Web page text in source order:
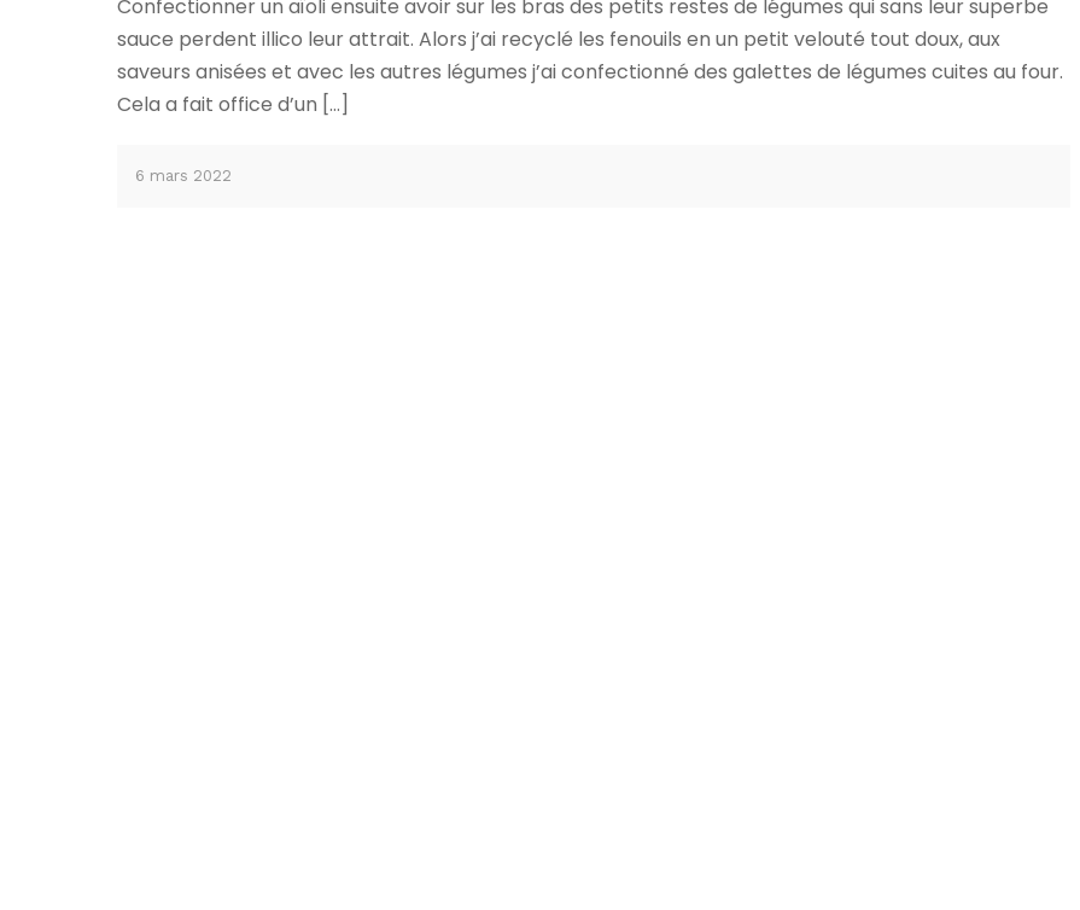
Confectionner un aïoli ensuite avoir sur les bras des petits restes de légumes qui sans leur superbe
sauce perdent illico leur attrait. Alors j’ai recyclé les fenouils en un petit velouté tout doux, aux
saveurs anisées et avec les autres légumes j’ai confectionné des galettes de légumes cuites au four.
Cela a fait office d’un […]
6 mars 2022